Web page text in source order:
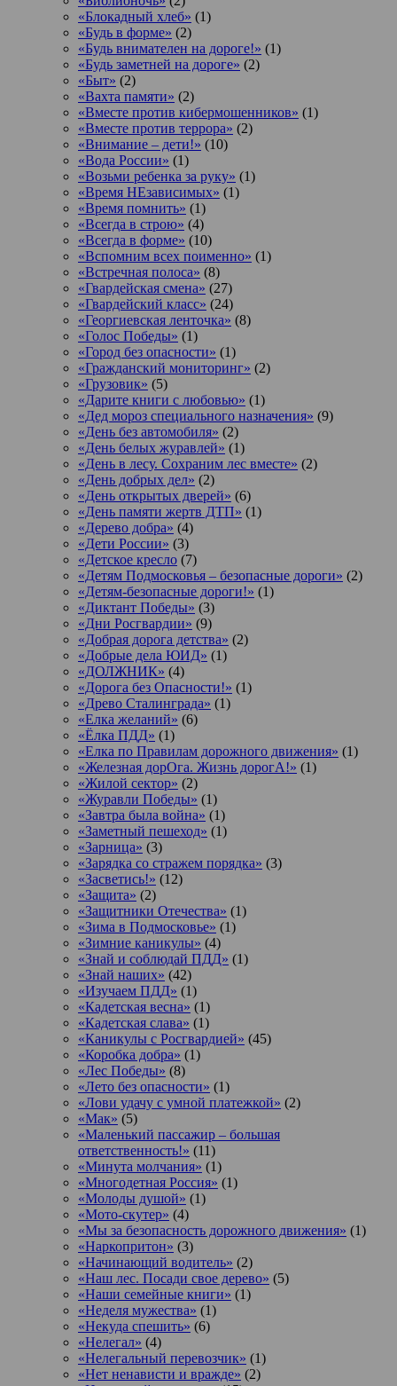
«Блокадный хлеб» (1)
«Будь в форме» (2)
«Будь внимателен на дороге!» (1)
«Будь заметней на дороге» (2)
«Быт» (2)
«Вахта памяти» (2)
«Вместе против кибермошенников» (1)
«Вместе против террора» (2)
«Внимание – дети!» (10)
«Вода России» (1)
«Возьми ребенка за руку» (1)
«Время НЕзависимых» (1)
«Время помнить» (1)
«Всегда в строю» (4)
«Всегда в форме» (10)
«Вспомним всех поименно» (1)
«Встречная полоса» (8)
«Гвардейская смена» (27)
«Гвардейский класс» (24)
«Георгиевская ленточка» (8)
«Голос Победы» (1)
«Город без опасности» (1)
«Гражданский мониторинг» (2)
«Грузовик» (5)
«Дарите книги с любовью» (1)
«Дед мороз специального назначения» (9)
«День без автомобиля» (2)
«День белых журавлей» (1)
«День в лесу. Сохраним лес вместе» (2)
«День добрых дел» (2)
«День открытых дверей» (6)
«День памяти жертв ДТП» (1)
«Дерево добра» (4)
«Дети России» (3)
«Детское кресло (7)
«Детям Подмосковья – безопасные дороги» (2)
«Детям-безопасные дороги!» (1)
«Диктант Победы» (3)
«Дни Росгвардии» (9)
«Добрая дорога детства» (2)
«Добрые дела ЮИД» (1)
«ДОЛЖНИК» (4)
«Дорога без Опасности!» (1)
«Древо Сталинграда» (1)
«Елка желаний» (6)
«Ёлка ПДД» (1)
«Елка по Правилам дорожного движения» (1)
«Железная дорОга. Жизнь дорогА!» (1)
«Жилой сектор» (2)
«Журавли Победы» (1)
«Завтра была война» (1)
«Заметный пешеход» (1)
«Зарница» (3)
«Зарядка со стражем порядка» (3)
«Засветись!» (12)
«Защита» (2)
«Защитники Отечества» (1)
«Зима в Подмосковье» (1)
«Зимние каникулы» (4)
«Знай и соблюдай ПДД» (1)
«Знай наших» (42)
«Изучаем ПДД» (1)
«Кадетская весна» (1)
«Кадетская слава» (1)
«Каникулы с Росгвардией» (45)
«Коробка добра» (1)
«Лес Победы» (8)
«Лето без опасности» (1)
«Лови удачу с умной платежкой» (2)
«Мак» (5)
«Маленький пассажир – большая
ответственность!» (11)
«Минута молчания» (1)
«Многодетная Россия» (1)
«Молоды душой» (1)
«Мото-скутер» (4)
«Мы за безопасность дорожного движения» (1)
«Наркопритон» (3)
«Начинающий водитель» (2)
«Наш лес. Посади свое дерево» (5)
«Наши семейные книги» (1)
«Неделя мужества» (1)
«Некуда спешить» (6)
«Нелегал» (4)
«Нелегальный перевозчик» (1)
«Нет ненависти и вражде» (2)